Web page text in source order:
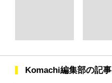
Komachi編集部の記事